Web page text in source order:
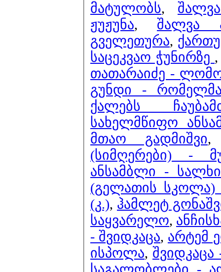
მატულობს,
ჟუჟუნა, შალვა
გველეთურა,
საცეკვაო ჭუნირზე
თათარაიძე -
გუნდი -
ქალებს
სახელმწიფო
მთაო გადმიშვი
(სიმღერები) -
ანსამბლი -
(გელათის
(კ.), ჰამლეტ
საყვარელო,
- შვიდკაცა, არტემ
ისპოლა, შვიდკაცა